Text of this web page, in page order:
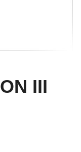
III